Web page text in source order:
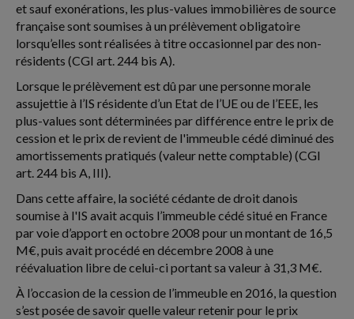
et sauf exonérations, les plus-values immobilières de source
française sont soumises à un prélèvement obligatoire
lorsqu’elles sont réalisées à titre occasionnel par des non-
résidents (CGI art. 244 bis A).
Lorsque le prélèvement est dû par une personne morale
assujettie à l’IS résidente d’un Etat de l’UE ou de l’EEE, les
plus-values sont déterminées par différence entre le prix de
cession et le prix de revient de l'immeuble cédé diminué des
amortissements pratiqués (valeur nette comptable) (CGI
art. 244 bis A, III).
Dans cette affaire, la société cédante de droit danois
soumise à l'IS avait acquis l’immeuble cédé situé en France
par voie d’apport en octobre 2008 pour un montant de 16,5
M€, puis avait procédé en décembre 2008 à une
réévaluation libre de celui-ci portant sa valeur à 31,3 M€.
À l’occasion de la cession de l’immeuble en 2016, la question
s’est posée de savoir quelle valeur retenir pour le prix